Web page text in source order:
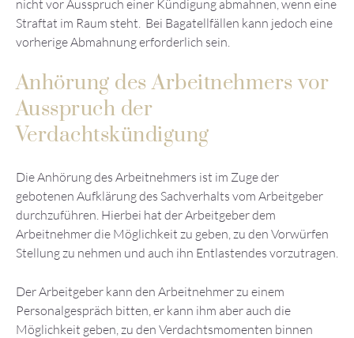
nicht vor Ausspruch einer Kündigung abmahnen, wenn eine
Straftat im Raum steht. Bei Bagatellfällen kann jedoch eine
vorherige Abmahnung erforderlich sein.
Anhörung des Arbeitnehmers vor
Ausspruch der
Verdachtskündigung
Die Anhörung des Arbeitnehmers ist im Zuge der
gebotenen Aufklärung des Sachverhalts vom Arbeitgeber
durchzuführen. Hierbei hat der Arbeitgeber dem
Arbeitnehmer die Möglichkeit zu geben, zu den Vorwürfen
Stellung zu nehmen und auch ihn Entlastendes vorzutragen.
Der Arbeitgeber kann den Arbeitnehmer zu einem
Personalgespräch bitten, er kann ihm aber auch die
Möglichkeit geben, zu den Verdachtsmomenten binnen